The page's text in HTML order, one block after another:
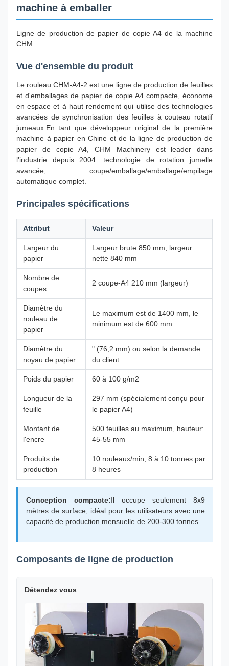
machine à emballer
Ligne de production de papier de copie A4 de la machine
CHM
Vue d'ensemble du produit
Le rouleau CHM-A4-2 est une ligne de production de feuilles
et d'emballages de papier de copie A4 compacte, économe
en espace et à haut rendement qui utilise des technologies
avancées de synchronisation des feuilles à couteau rotatif
jumeaux.En tant que développeur original de la première
machine à papier en Chine et de la ligne de production de
papier de copie A4, CHM Machinery est leader dans
l'industrie depuis 2004. technologie de rotation jumelle
avancée, coupe/emballage/emballage/empilage
automatique complet.
Principales spécifications
Attribut Valeur
Largeur du
papier
Largeur brute 850 mm, largeur
nette 840 mm
Nombre de
coupes
2 coupe-A4 210 mm (largeur)
Diamètre du
rouleau de
papier
Le maximum est de 1400 mm, le
minimum est de 600 mm.
Diamètre du
noyau de papier
" (76,2 mm) ou selon la demande
du client
Poids du papier 60 à 100 g/m2
Longueur de la
feuille
297 mm (spécialement conçu pour
le papier A4)
Montant de
l'encre
500 feuilles au maximum, hauteur:
45-55 mm
Produits de
production
10 rouleaux/min, 8 à 10 tonnes par
8 heures
Conception compacte:Il occupe seulement 8x9
mètres de surface, idéal pour les utilisateurs avec une
capacité de production mensuelle de 200-300 tonnes.
Composants de ligne de production
Détendez vous